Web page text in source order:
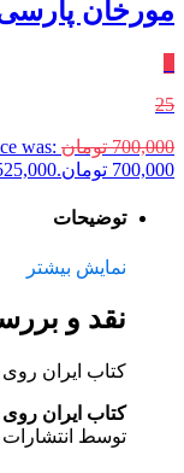
مورخان
25
700,000 تومان was:
700,000 تومان.
توضیحات
نمایش بیشتر
نقد و
کتاب ایران
کتاب ایران
توسط انتشارات